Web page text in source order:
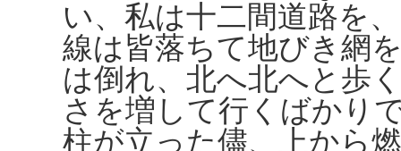
い、私は十二間道路を
線は皆落ちて地びき網
は倒れ、北へ北へと歩
さを増して行くばかり
柱が立った儘、上から